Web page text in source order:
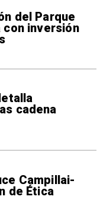
del Parque
con inversión
cadena
Campillai-
de Ética